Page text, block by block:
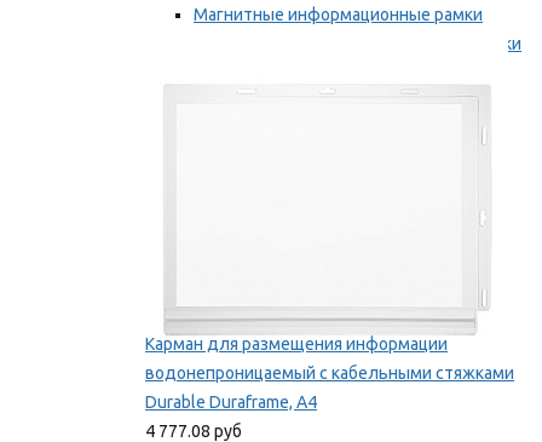
Магнитные информационные рамки
Самоклеящиеся информационные рамки
Карман для размещения информации
водонепроницаемый с кабельными стяжками
Durable Duraframe, А4
4 777.08 руб